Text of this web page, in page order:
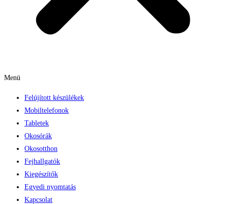
Menü
Felújított készülékek
Mobiltelefonok
Tabletek
Okosórák
Okosotthon
Fejhallgatók
Kiegészítők
Egyedi nyomtatás
Kapcsolat